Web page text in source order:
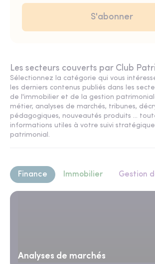
Les secteurs couverts par Club
Sélectionnez la catégorie qui vous
les derniers contenus publiés dans les
de l'immobilier et de la gestion
métier, analyses de marchés, tribunes,
pédagogiques, nouveautés produits ...
informations utiles à votre suivi
patrimonial.
Finance Immobilier Gestion
Analyses de marchés